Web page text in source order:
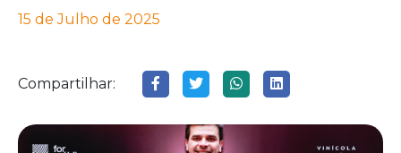
15 de Julho de 2025
Compartilhar: